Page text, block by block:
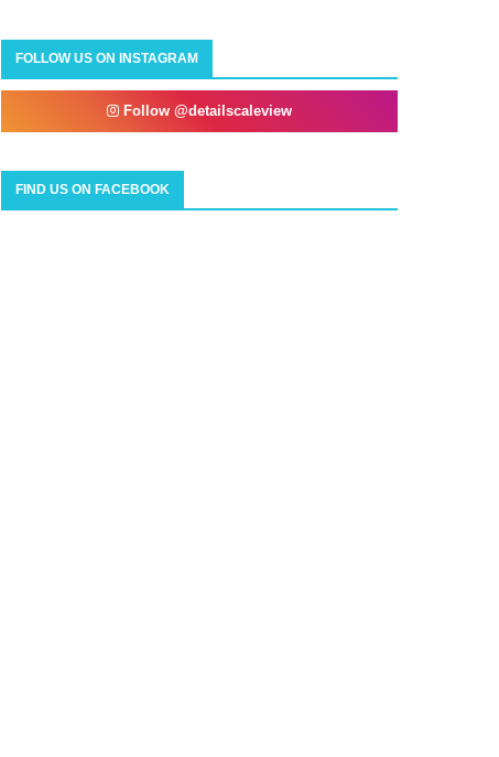
FOLLOW US ON INSTAGRAM
Follow @detailscaleview
FIND US ON FACEBOOK